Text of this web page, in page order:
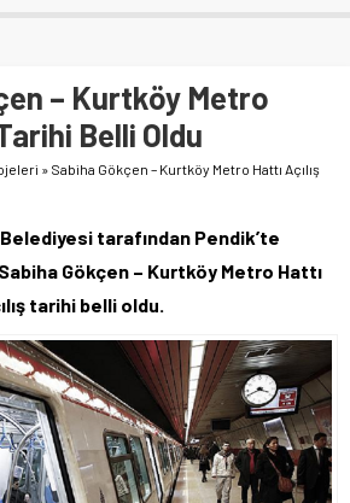
– Kurtköy Metro
Belli Oldu
» Sabiha Gökçen – Kurtköy Metro Hattı Açılış
tarafından Pendik’te
Gökçen – Kurtköy Metro Hattı
tarihi belli oldu.